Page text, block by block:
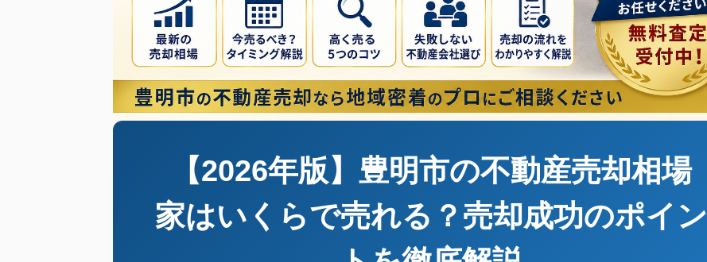
【2026年版】豊明市の不動産売却相場
家はいくらで売れる？売却成功のポイン